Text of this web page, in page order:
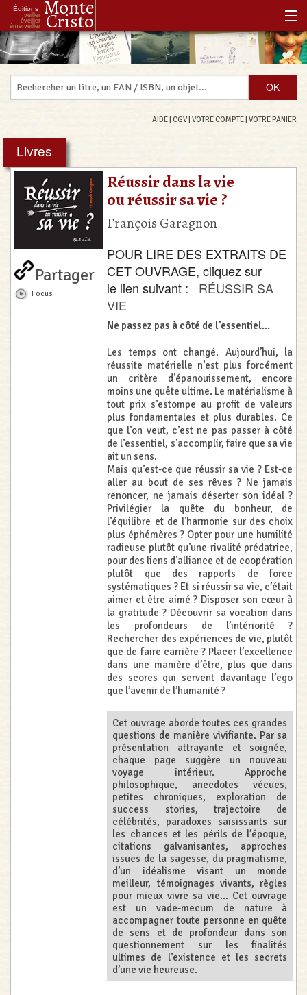
Éditions Monte
Cristo
veiller
éveiller
émerveiller
Accueil
Notre histoire
Notre boutique
Les Réenchanteurs Associés
AIDE CGV| VOTRE COMPTE VOTRE PANIER
Livres
Partager
Focus
Réussir dans la vie
ou réussir sa vie ?
François Garagnon
POUR LIRE DES EXTRAITS DE
CET OUVRAGE, cliquez sur
le lien suivant : RÉUSSIR SA
VIE
Ne passez pas à côté de l’essentiel...
Les temps ont changé. Aujourd’hui, la
réussite matérielle n’est plus forcément
un critère d’épanouissement, encore
moins une quête ultime. Le matérialisme à
tout prix s’estompe au profit de valeurs
plus fondamentales et plus durables. Ce
que l’on veut, c’est ne pas passer à côté
de l’essentiel, s’accomplir, faire que sa vie
ait un sens.
Mais qu’est-ce que réussir sa vie ? Est-ce
aller au bout de ses rêves ? Ne jamais
renoncer, ne jamais déserter son idéal ?
Privilégier la quête du bonheur, de
l’équilibre et de l’harmonie sur des choix
plus éphémères ? Opter pour une humilité
radieuse plutôt qu’une rivalité prédatrice,
pour des liens d’alliance et de coopération
plutôt que des rapports de force
systématiques ? Et si réussir sa vie, c’était
aimer et être aimé ? Disposer son cœur à
la gratitude ? Découvrir sa vocation dans
les profondeurs de l’intériorité ?
Rechercher des expériences de vie, plutôt
que de faire carrière ? Placer l’excellence
dans une manière d’être, plus que dans
des scores qui servent davantage l’ego
que l’avenir de l’humanité ?
Cet ouvrage aborde toutes ces grandes
questions de manière vivifiante. Par sa
présentation attrayante et soignée,
chaque page suggère un nouveau
voyage intérieur. Approche
philosophique, anecdotes vécues,
petites chroniques, exploration de
success stories, trajectoire de
célébrités, paradoxes saisissants sur
les chances et les périls de l’époque,
citations galvanisantes, approches
issues de la sagesse, du pragmatisme,
d’un idéalisme visant un monde
meilleur, témoignages vivants, règles
pour mieux vivre sa vie... Cet ouvrage
est un vade-mecum de nature à
accompagner toute personne en quête
de sens et de profondeur dans son
questionnement sur les finalités
ultimes de l’existence et les secrets
d’une vie heureuse.